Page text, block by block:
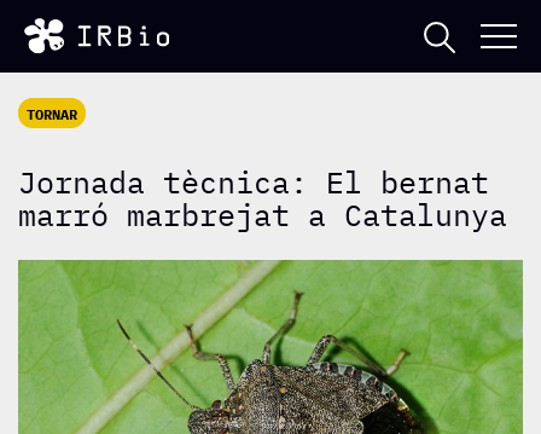
TORNAR
Jornada tècnica: El bernat
marró marbrejat a Catalunya